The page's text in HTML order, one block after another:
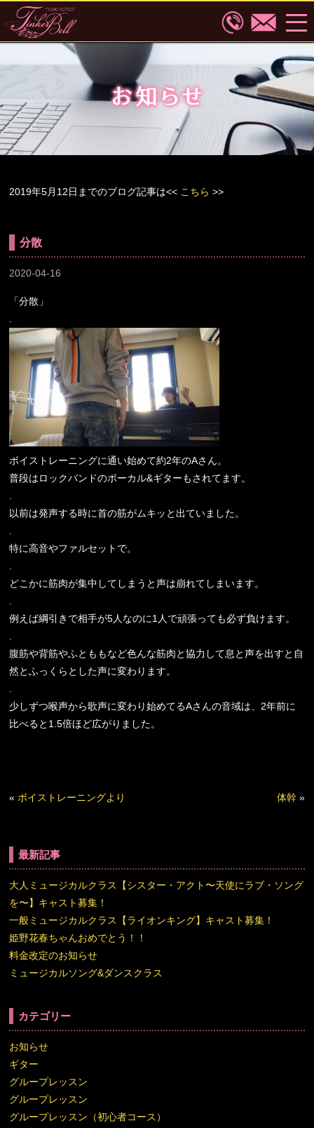
2019年5月12日までのブログ記事は<< こちら >>
分散
2020-04-16
「分散」
ボイストレーニングに通い始めて約2年のAさん。
普段はロックバンドのボーカル&ギターもされてます。
以前は発声する時に首の筋がムキッと出ていました。
特に高音やファルセットで。
どこかに筋肉が集中してしまうと声は崩れてしまいます。
例えば綱引きで相手が5人なのに1人で頑張っても必ず負けます。
腹筋や背筋やふとももなど色んな筋肉と協力して息と声を出すと自
然とふっくらとした声に変わります。
少しずつ喉声から歌声に変わり始めてるAさんの音域は、2年前に
比べると1.5倍ほど広がりました。
« ボイストレーニングより 体幹»
最新記事
大人ミュージカルクラス【シスター・アクト〜天使にラブ・ソング
を〜】キャスト募集！
一般ミュージカルクラス【ライオンキング】キャスト募集！
姫野花春ちゃんおめでとう！！
料金改定のお知らせ
ミュージカルソング&ダンスクラス
カテゴリー
お知らせ
ギター
グループレッスン
グループレッスン
グループレッスン（初心者コース）